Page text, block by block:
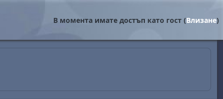
В момента имате достъп като гост (Влизане)